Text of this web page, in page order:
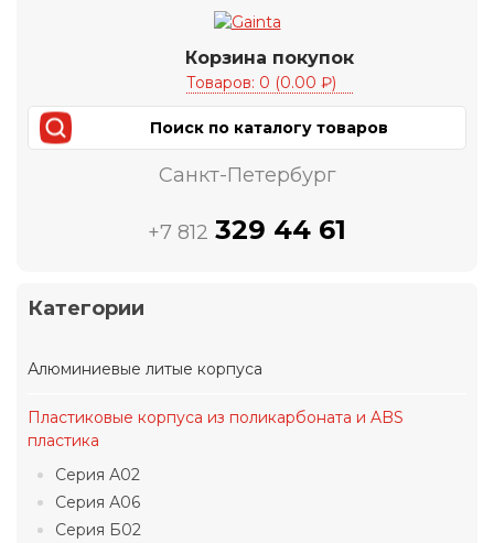
Корзина покупок
Товаров: 0 (0.00 ₽)
Санкт-Петербург
+7 812 329 44 61
Категории
Алюминиевые литые корпуса
Пластиковые корпуса из поликарбоната и ABS
пластика
Серия А02
Серия А06
Серия Б02